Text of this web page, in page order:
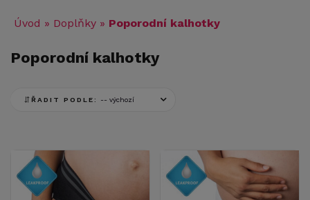
Úvod » Doplňky » Poporodní kalhotky
Poporodní kalhotky
ŘADIT PODLE: